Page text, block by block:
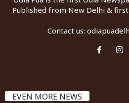
Published from New Delhi &
Contact us:
EVEN MORE NEWS